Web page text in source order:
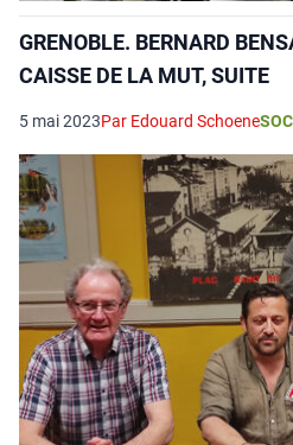
GRENOBLE. BERNARD
CAISSE DE LA MUT, SUITE
5 mai 2023Par Edouard Schoene